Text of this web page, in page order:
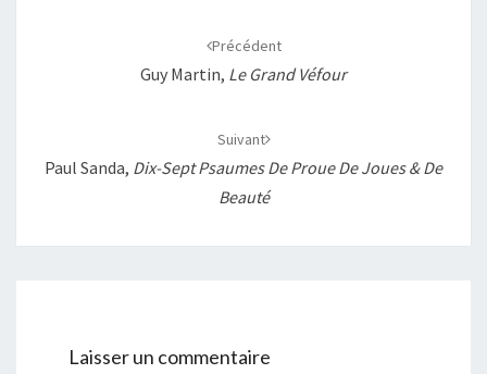
Précédent
Guy Martin, Le Grand Véfour
Suivant
Paul Sanda, Dix-Sept Psaumes De Proue De Joues & De
Beauté
Laisser un commentaire